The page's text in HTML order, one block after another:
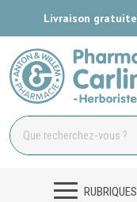
Livraison gratuite
RUBRIQUES